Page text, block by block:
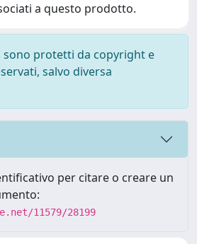
a questo prodotto.
sono protetti da copyright e
salvo diversa
per citare o creare un
11579/28199